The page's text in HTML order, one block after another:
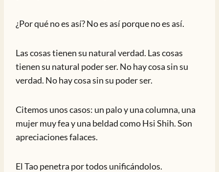
¿Por qué no es así? No es así porque no es así.
Las cosas tienen su natural verdad. Las cosas
tienen su natural poder ser. No hay cosa sin su
verdad. No hay cosa sin su poder ser.
Citemos unos casos: un palo y una columna, una
mujer muy fea y una beldad como Hsi Shih. Son
apreciaciones falaces.
El Tao penetra por todos unificándolos.